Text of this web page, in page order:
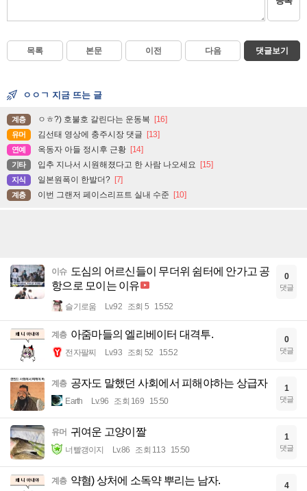
목록 본문 이전 다음 댓글보기
ㅇㅇㄱ 지금 뜨는 글
계층 ㅇㅎ?) 호불호 갈린다는 운동복 [16]
유머 김선태 영상에 충주시장 댓글 [13]
연예 옥동자 아들 정시후 근황 [14]
기타 입추 지나서 시원해졌다고 한 사람 나오세요 [15]
지식 일본원폭이 한발더? [7]
계층 이번 그랜저 페이스리프트 실내 수준 [10]
이슈 도심의 어르신들이 무더위 쉼터에 안가고 공
항으로 모이는 이유
슬기로움 Lv.92 조회 5 15:52
0
댓글
계층 아줌마들의 엘리베이터 대격투.
전자팔찌 Lv.93 조회 52 15:52
0
댓글
계층 공자도 말했던 사회에서 피해야하는 상급자
Earth Lv.96 조회 169 15:50
1
댓글
유머 귀여운 고양이짤
너빨갱이지 Lv.86 조회 113 15:50
1
댓글
계층 약혐) 상처에 소독약 뿌리는 남자. 4